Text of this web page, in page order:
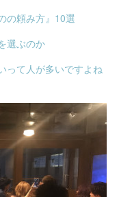
の頼み方』10選
選ぶのか
って人が多いですよね